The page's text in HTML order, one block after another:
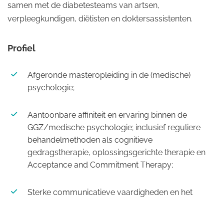
samen met de diabetesteams van artsen,
verpleegkundigen, diëtisten en doktersassistenten.
Profiel
Afgeronde masteropleiding in de (medische)
psychologie;
Aantoonbare affiniteit en ervaring binnen de
GGZ/medische psychologie; inclusief reguliere
behandelmethoden als cognitieve
gedragstherapie, oplossingsgerichte therapie en
Acceptance and Commitment Therapy;
Sterke communicatieve vaardigheden en het